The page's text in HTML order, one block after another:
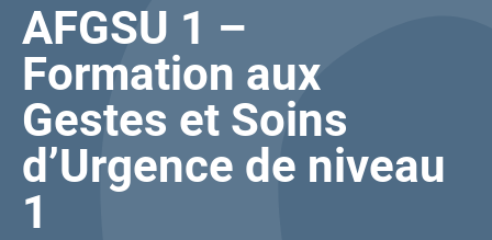
AFGSU 1 –
Formation aux
Gestes et Soins
d’Urgence de niveau
1